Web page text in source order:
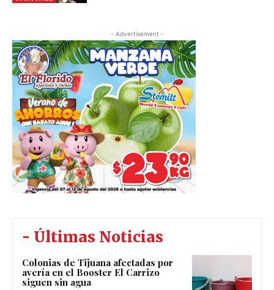
- Advertisement -
- Últimas Noticias
Colonias de Tijuana afectadas por
avería en el Booster El Carrizo
siguen sin agua